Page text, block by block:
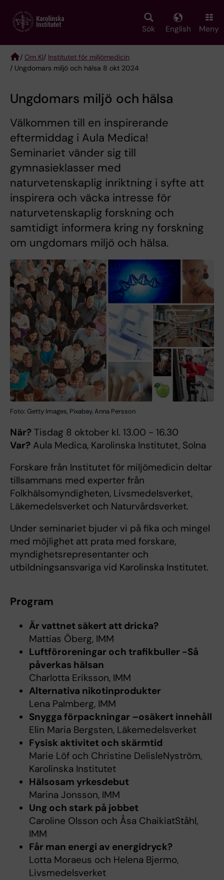
main
Sök English Meny
Breadcrumb
/ Om KI/ Institutet för miljömedicin
/ Ungdomars miljö och hälsa 8 okt 2024
Ungdomars miljö och hälsa
Välkommen till en inspirerande
eftermiddag i Aula Medica!
Seminariet vänder sig till
gymnasieklasser med
naturvetenskaplig inriktning i syfte att
inspirera och väcka intresse för
naturvetenskaplig forskning och
samtidigt informera kring ny forskning
om ungdomars miljö och hälsa.
Foto: Getty Images, Pixabay, Anna Persson
När? Tisdag 8 oktober kl. 13.00 - 16.30
Var? Aula Medica, Karolinska Institutet, Solna
Forskare från Institutet för miljömedicin deltar
tillsammans med experter från
Folkhälsomyndigheten, Livsmedelsverket,
Läkemedelsverket och Naturvårdsverket.
Under seminariet bjuder vi på fika och mingel
med möjlighet att prata med forskare,
myndighetsrepresentanter och
utbildningsansvariga vid Karolinska Institutet.
Program
Är vattnet säkert att dricka?
Mattias Öberg, IMM
Luftföroreningar och trafikbuller -Så
påverkas hälsan
Charlotta Eriksson, IMM
Alternativa nikotinprodukter
Lena Palmberg, IMM
Snygga förpackningar –osäkert innehåll
Elin Maria Bergsten, Läkemedelsverket
Fysisk aktivitet och skärmtid
Marie Löf och Christine DelisleNyström,
Karolinska Institutet
Hälsosam yrkesdebut
Marina Jonsson, IMM
Ung och stark på jobbet
Caroline Olsson och Åsa ChaikiatStåhl,
IMM
Får man energi av energidryck?
Lotta Moraeus och Helena Bjermo,
Livsmedelsverket